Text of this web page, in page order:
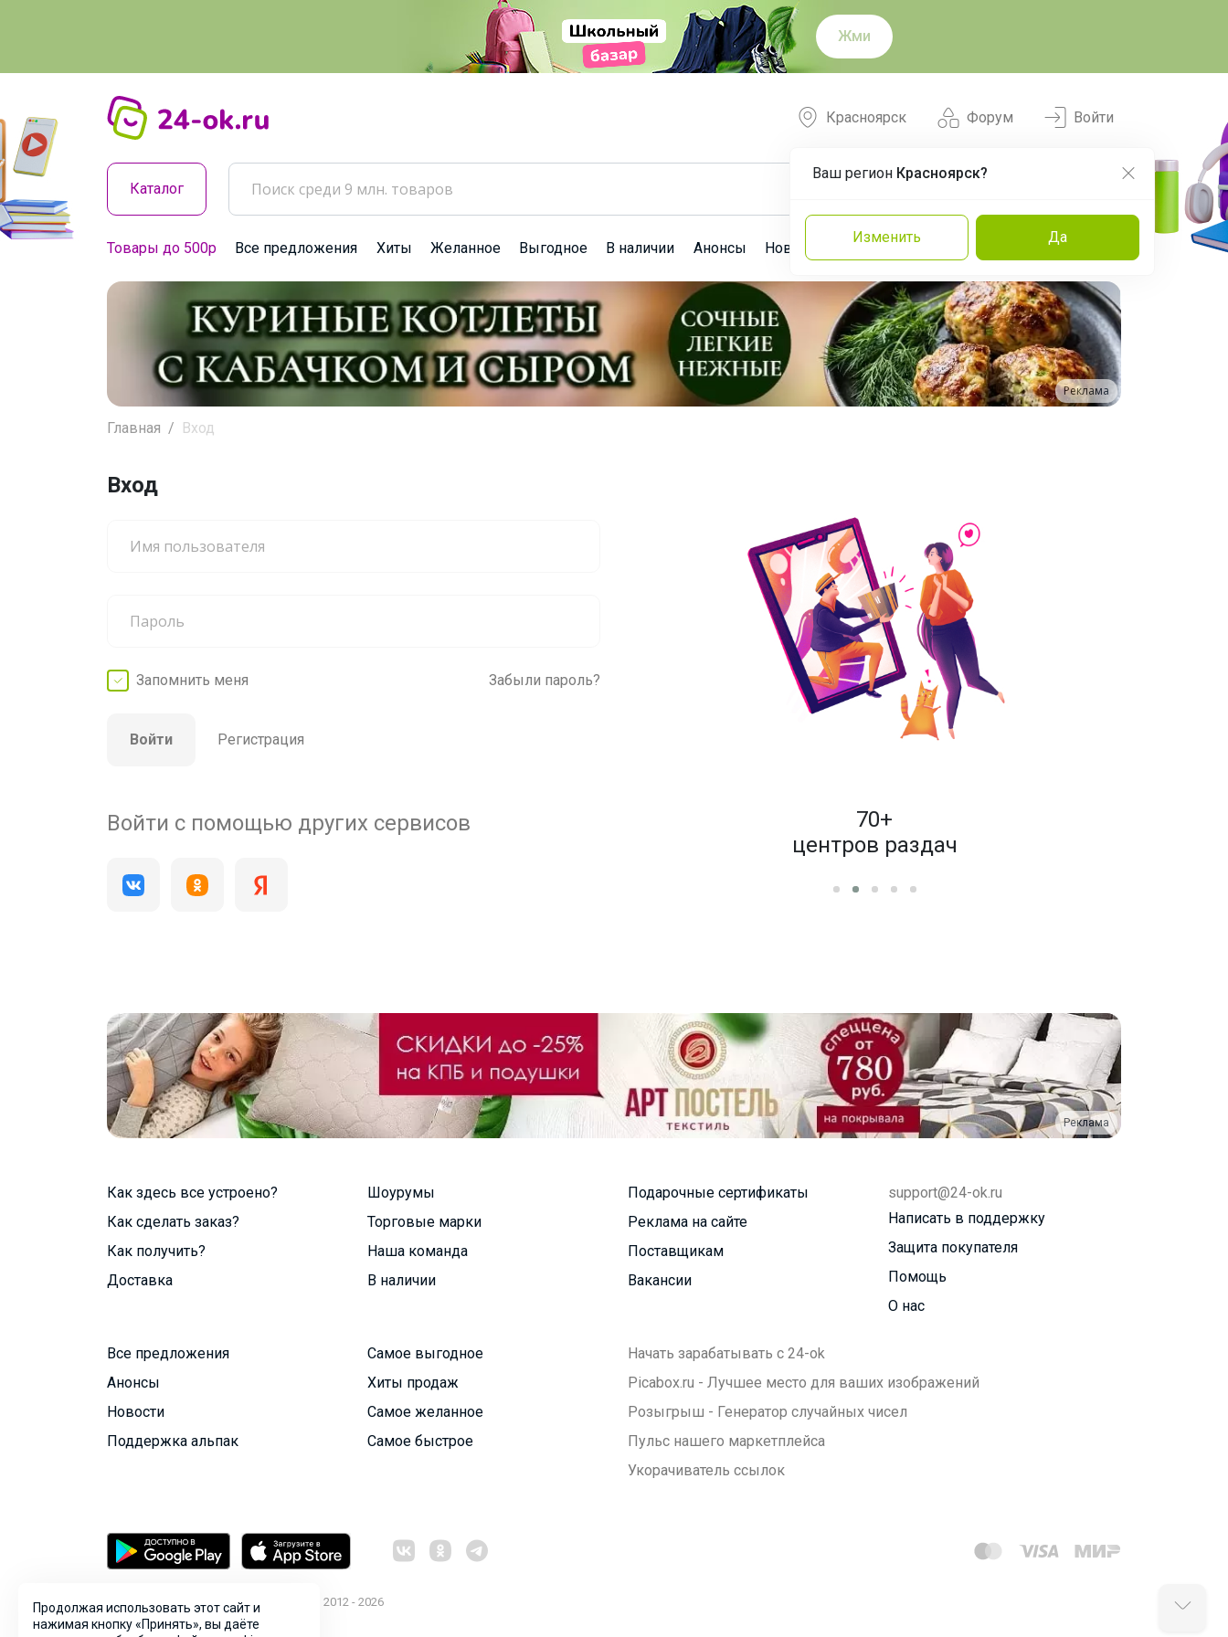
Жми
Форум
Красноярск
Ваш регион Красноярск?
Изменить Да
Войти
Каталог
Товары до 500р Все предложения Хиты Желанное Выгодное В наличии Анонсы Новости Команда Эксперты
Реклама
Главная Вход
Вход
Запомнить меня Забыли пароль?
Войти Регистрация
Войти с помощью других сервисов
200 000+
70+
центров раздач
Реклама
Как здесь все устроено?
Как сделать заказ?
Как получить?
Доставка
Шоурумы
Торговые марки
Наша команда
В наличии
Подарочные сертификаты
Реклама на сайте
Поставщикам
Вакансии
support@24-ok.ru
Написать в поддержку
Защита покупателя
Помощь
О нас
Все предложения
Анонсы
Новости
Поддержка альпак
Самое выгодное
Хиты продаж
Самое желанное
Самое быстрое
Начать зарабатывать с 24-ok
Picabox.ru - Лучшее место для ваших изображений
Розыгрыш - Генератор случайных чисел
Пульс нашего маркетплейса
Укорачиватель ссылок
© ООО "Лявита", ОГРН 1122468054070, 2012 - 2026
Политика конфиденциальности
Продолжая использовать этот сайт и
нажимая кнопку «Принять», вы даёте